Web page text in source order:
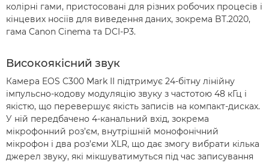
колірні гами, пристосовані для різних робочих процесів і
кінцевих носіїв для виведення даних, зокрема BT.2020,
гама Canon Cinema та DCI-P3.
Високоякісний звук
Камера EOS C300 Mark II підтримує 24-бітну лінійну
імпульсно-кодову модуляцію звуку з частотою 48 кГц і
якістю, що перевершує якість записів на компакт-дисках.
У ній передбачено 4-канальний вхід, зокрема
мікрофонний роз’єм, внутрішній монофонічний
мікрофон і два роз’єми XLR, що дає змогу вибрати кілька
джерел звуку, які мікшуватимуться під час записування